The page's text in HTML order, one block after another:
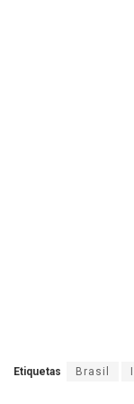
Etiquetas Brasil